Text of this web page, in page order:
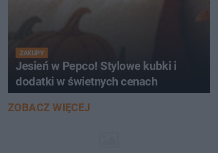
ZAKUPY
Jesień w Pepco! Stylowe kubki i
dodatki w świetnych cenach
ZOBACZ WIĘCEJ